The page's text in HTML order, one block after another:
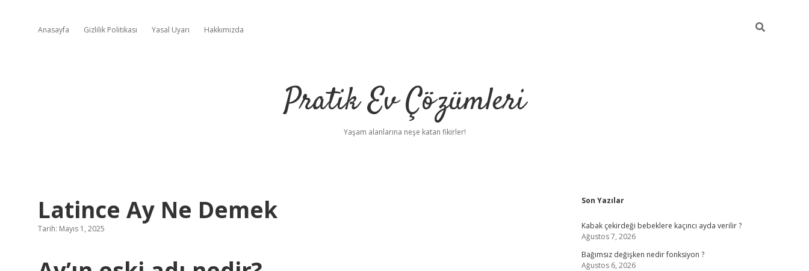
Anasayfa Gizlilik Politikası Yasal Uyarı Hakkımızda
Pratik Ev Çözümleri
Yaşam alanlarına neşe katan fikirler!
Latince Ay Ne Demek
Tarih: Mayıs 1, 2025
Sidebar
Son Yazılar
Kabak çekirdeği bebeklere kaçıncı ayda verilir ?
Ağustos 7, 2026
Bağımsız değişken nedir fonksiyon ?
Ağustos 6, 2026
ilbet mobil giriş